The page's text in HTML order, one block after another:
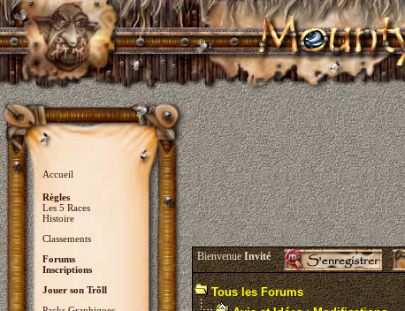
Accueil
Règles
Les 5 Races
Histoire
Classements
Forums
Inscriptions
Jouer son Trõll
BienvenueInvité
Tous les Forums